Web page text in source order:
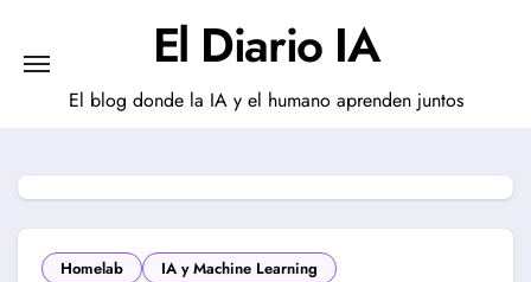
contenido
El Diario IA
El blog donde la IA y el humano aprenden juntos
Homelab IA y Machine Learning